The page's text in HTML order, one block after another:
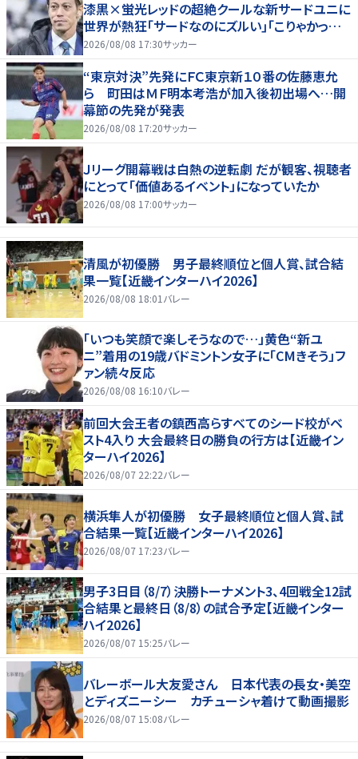
漆黒×蛍光レッドの超絶クールな新サードユニに
世界が熱狂｢サードなのにズルい｣｢こりゃかっけ
えわ｣
2026/08/08 17:30サッカー
“東京対決”先発にＦＣ東京新１０番の佐藤恵允
ら 町田はＭＦ明本考浩が加入後初出場へ…開
幕節の先発が発表
2026/08/08 17:20サッカー
Ｊリーグ開幕戦は白熱の逆転劇 だが観客、視聴者
にとって「価値あるイベント」になっていたか
2026/08/08 17:00サッカー
清風が初優勝 男子最終順位と個人賞、試合結
果一覧【近畿インターハイ2026】
2026/08/08 18:01 バレー
「いつも笑顔で楽しそうなので…」黄色“新ユ
ニ”着用の19歳バドミントン女子に「CMきそう」フ
ァン続々反応
2026/08/08 16:10バレー
前回大会王者の鎮西高らすべてのシード校がベ
スト4入り 大会最終日の勝負の行方は【近畿イン
ターハイ2026】
2026/08/07 22:22バレー
横浜隼人が初優勝 女子最終順位と個人賞、試
合結果一覧【近畿インターハイ2026】
2026/08/07 17:23バレー
男子3日目（8/7）決勝トーナメント3、4回戦全12試
合結果と最終日（8/8）の試合予定【近畿インター
ハイ2026】
2026/08/07 15:25バレー
バレーボール大友愛さん 日本代表の長女・美空
とディズニーシー カチューシャ着けて動画撮影
2026/08/07 15:08バレー